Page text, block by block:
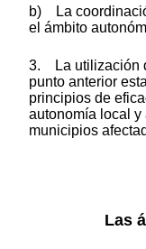
b) La
el ámbito
3. La utilización
punto anterior
principios de
autonomía local
municipios
Las